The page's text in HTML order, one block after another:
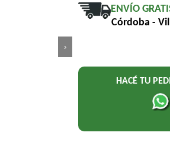
›
ENVÍO
Córdoba -
HACÉ TU